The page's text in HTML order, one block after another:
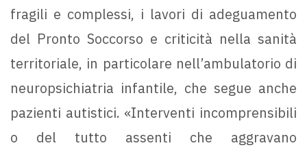
fragili e complessi, i lavori di adeguamento
del Pronto Soccorso e criticità nella sanità
territoriale, in particolare nell’ambulatorio di
neuropsichiatria infantile, che segue anche
pazienti autistici. «Interventi incomprensibili
o del tutto assenti che aggravano